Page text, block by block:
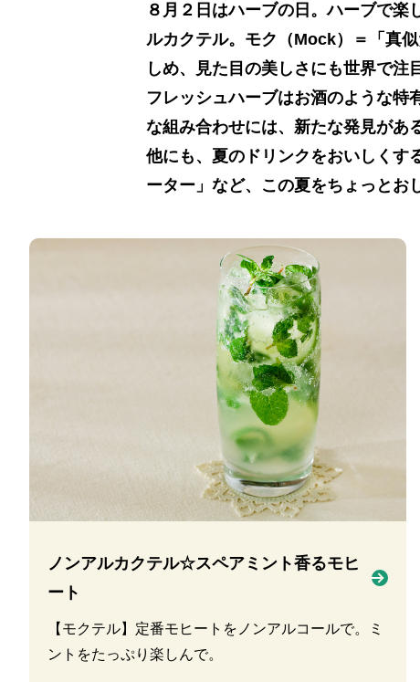
８月２日はハーブの日。ハーブで
ルカクテル。モク（Mock）＝「真
しめ、見た目の美しさにも世界で注
フレッシュハーブはお酒のような特
な組み合わせには、新たな発見があ
他にも、夏のドリンクをおいしくす
ーター」など、この夏をちょっとお
ノンアルカクテル☆スペアミント香るモヒ
ート
【モクテル】定番モヒートをノンアルコールで。ミ
ントをたっぷり楽しんで。